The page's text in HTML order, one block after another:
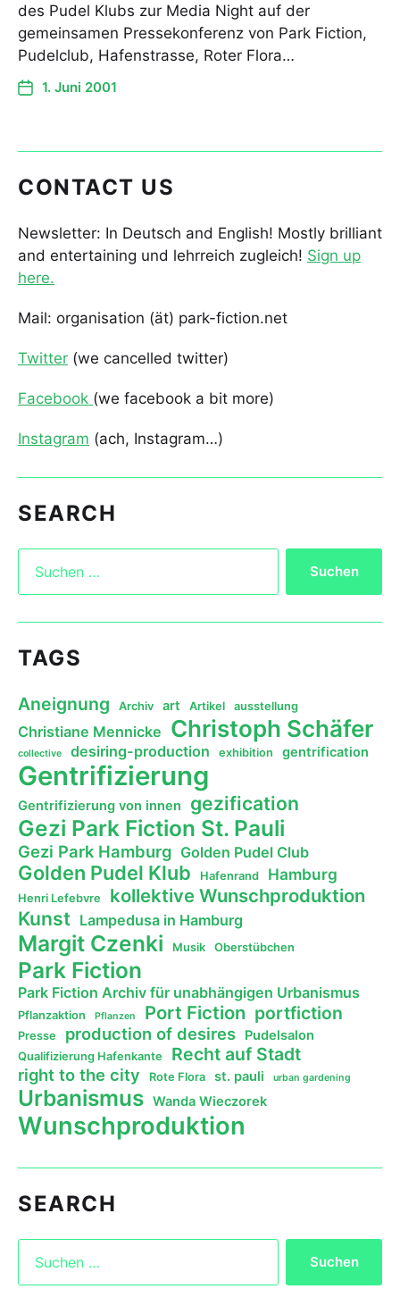
des Pudel Klubs zur Media Night auf der
gemeinsamen Pressekonferenz von Park Fiction,
Pudelclub, Hafenstrasse, Roter Flora…
1. Juni 2001
CONTACT US
Newsletter: In Deutsch and English! Mostly brilliant
and entertaining und lehrreich zugleich! Sign up
here.
Mail: organisation (ät) park-fiction.net
Twitter (we cancelled twitter)
Facebook (we facebook a bit more)
Instagram (ach, Instagram…)
SEARCH
TAGS
Aneignung Archiv art Artikel ausstellung
Christiane Mennicke Christoph Schäfer
collective desiring-production exhibition gentrification
Gentrifizierung
Gentrifizierung von innen gezification
Gezi Park Fiction St. Pauli
Gezi Park Hamburg Golden Pudel Club
Golden Pudel Klub Hafenrand Hamburg
Henri Lefebvre kollektive Wunschproduktion
Kunst Lampedusa in Hamburg
Margit Czenki Musik Oberstübchen
Park Fiction
Park Fiction Archiv für unabhängigen Urbanismus
Pflanzaktion Pflanzen Port Fiction portfiction
Presse production of desires Pudelsalon
Qualifizierung Hafenkante Recht auf Stadt
right to the city Rote Flora st. pauli urban gardening
Urbanismus Wanda Wieczorek
Wunschproduktion
SEARCH